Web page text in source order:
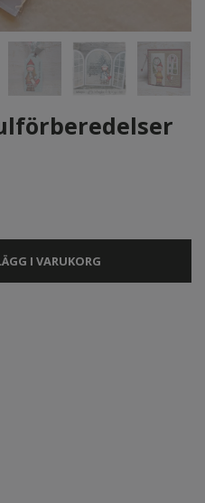
I VARUKORG